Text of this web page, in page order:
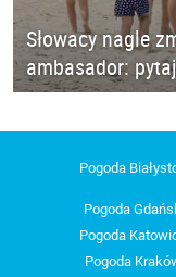
Słowacy nagle
ambasador:
Pogoda
Pogoda
Pogoda
Pogoda